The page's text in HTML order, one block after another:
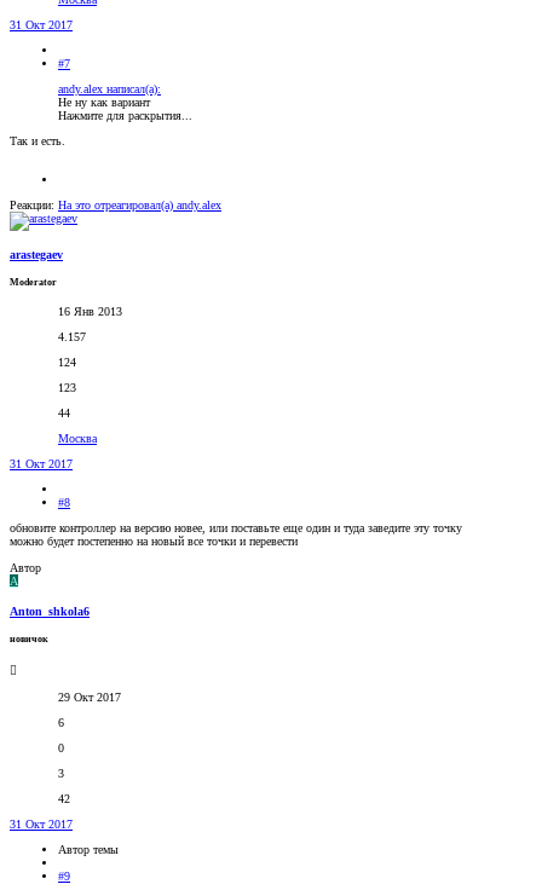
31 Окт 2017
#7
andy.alex написал(а):
Не ну как вариант
Нажмите для раскрытия...
Так и есть.
Реакции: На это отреагировал(а) andy.alex
arastegaev
Moderator
16 Янв 2013
4.157
124
123
44
Москва
31 Окт 2017
#8
обновите контроллер на версию новее, или поставьте еще один и туда заведите эту точку
можно будет постепенно на новый все точки и перевести
Автор
A
Anton_shkola6
новичок
29 Окт 2017
6
0
3
42
31 Окт 2017
Автор темы
#9